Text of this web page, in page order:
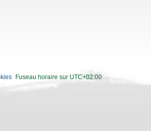
Fuseau horaire sur UTC+02:00